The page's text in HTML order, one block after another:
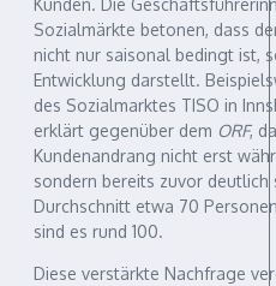
Kunden. Die
Sozialmärkte betonen, dass
nicht nur saisonal bedingt ist,
Entwicklung darstellt.
des Sozialmarktes TISO in
erklärt gegenüber dem ORF,
Kundenandrang nicht erst
sondern bereits zuvor deutlich
Durchschnitt etwa 70
sind es rund 100.
Diese verstärkte Nachfrage